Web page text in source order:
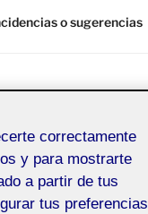
o sugerencias
correctamente
y para mostrarte
a partir de tus
tus preferencias